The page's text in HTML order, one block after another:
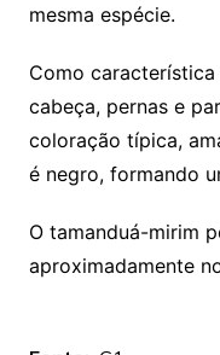
mesma espécie.
Como
cabeça, pernas e
coloração típica,
é negro, formando
O tamanduá-mirim
aproximadamente